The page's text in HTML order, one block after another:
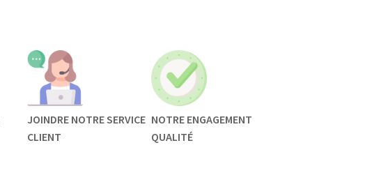
JOINDRE NOTRE SERVICE
CLIENT
NOTRE ENGAGEMENT
QUALITÉ